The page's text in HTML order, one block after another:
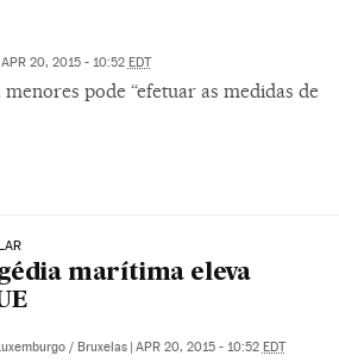
APR 20, 2015 - 10:52 EDT
pode “efetuar as medidas de
marítima eleva
/ Bruxelas | APR 20, 2015 - 10:52 EDT